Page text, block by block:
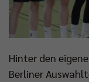
Hinter den
Berliner